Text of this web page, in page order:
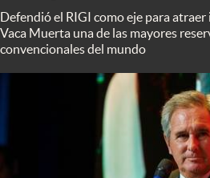
Infotechnology
Defendió el RIGI como eje para
Vaca Muerta una de las mayores
convencionales del mundo